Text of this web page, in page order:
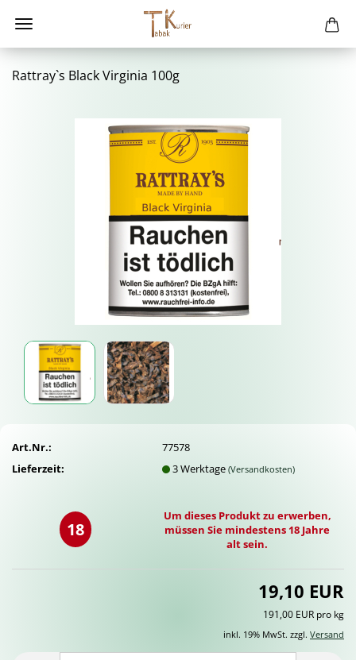
Rat­tray`s Black Vir­gi­nia 100g
Art.Nr.:
77578
Lieferzeit:
3 Werktage(Versandkosten)
18
Um dieses Produkt zu erwerben,
müssen Sie mindestens 18 Jahre
alt sein.
19,10 EUR
191,00 EUR pro kg
inkl. 19% MwSt. zzgl. Versand